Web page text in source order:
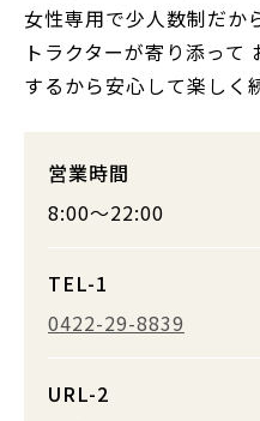
女性専用で少人数制だか
トラクターが寄り添って
するから安心して楽しく
営業時間
8:00～22:00
TEL-1
0422-29-8839
URL-2